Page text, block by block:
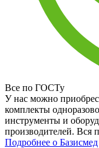
Все по ГОСТу
У нас можно
комплекты
инструменты и
производителей. Вся
Подробнее о Базисмед